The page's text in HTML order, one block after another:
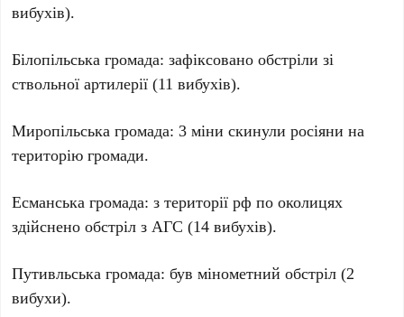
вибухів).
Білопільська громада: зафіксовано обстріли зі
ствольної артилерії (11 вибухів).
Миропільська громада: 3 міни скинули росіяни на
територію громади.
Есманська громада: з території рф по околицях
здійснено обстріл з АГС (14 вибухів).
Путивльська громада: був мінометний обстріл (2
вибухи).